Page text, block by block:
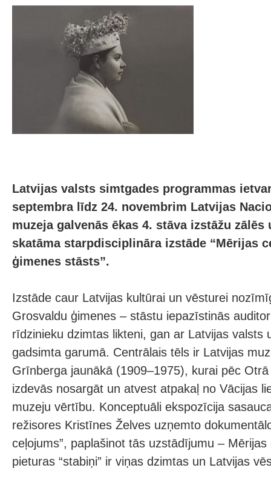
Latvijas valsts simtgades programmas
septembra līdz 24. novembrim Latvijas
muzeja galvenās ēkas 4. stāva izstāžu zālēs
skatāma starpdisciplināra izstāde “Mērijas
ģimenes stāsts”.
Izstāde caur Latvijas kultūrai un vēsturei
Grosvaldu ģimenes – stāstu iepazīstinās
rīdzinieku dzimtas likteni, gan ar Latvijas valsts
gadsimta garumā. Centrālais tēls ir Latvijas
Grīnberga jaunākā (1909–1975), kurai pēc
izdevās nosargāt un atvest atpakaļ no Vācijas
muzeju vērtību. Konceptuāli ekspozīcija
režisores Kristīnes Želves uzņemto
ceļojums”, paplašinot tās uzstādījumu –
pieturas “stabiņi” ir viņas dzimtas un Latvijas